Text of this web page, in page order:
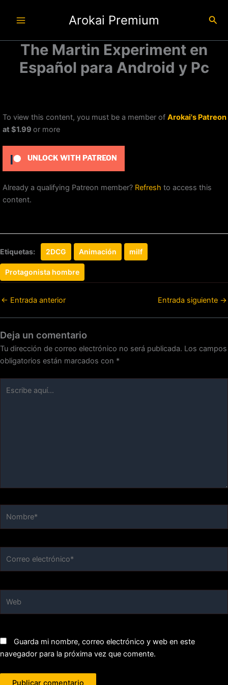
Arokai Premium
The Martin Experiment en
Español para Android y Pc
To view this content, you must be a member of Arokai's Patreon
at $1.99 or more
UNLOCK WITH PATREON
Already a qualifying Patreon member? Refresh to access this
content.
Etiquetas: 2DCG Animación milf
Protagonista hombre
← Entrada anterior Entrada siguiente →
Deja un comentario
Tu dirección de correo electrónico no será publicada. Los campos
obligatorios están marcados con *
aquí...
Guarda mi nombre, correo electrónico y web en este
navegador para la próxima vez que comente.